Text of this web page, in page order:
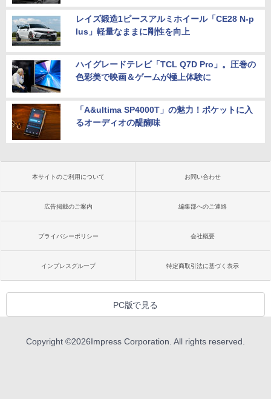
レイズ鍛造1ピースアルミホイール「CE28 N-p
lus」軽量なままに剛性を向上
ハイグレードテレビ「TCL Q7D Pro」。圧巻の
色彩美で映画＆ゲームが極上体験に
「A&ultima SP4000T」の魅力！ポケットに入
るオーディオの醍醐味
本サイトのご利用について お問い合わせ
広告掲載のご案内 編集部へのご連絡
プライバシーポリシー 会社概要
インプレスグループ 特定商取引法に基づく表示
PC版で見る
Copyright ©2026Impress Corporation. All rights reserved.